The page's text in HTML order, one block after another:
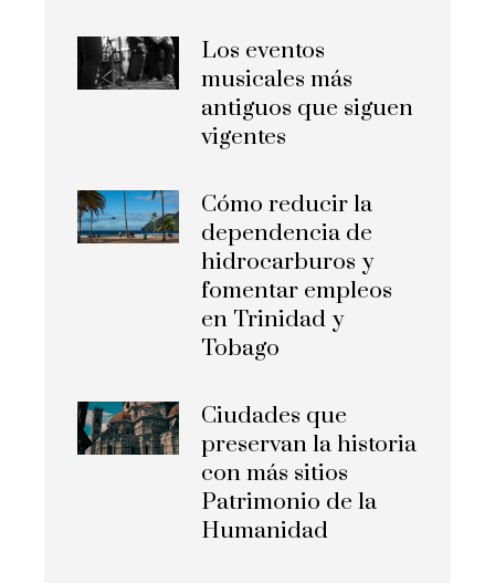
Los eventos
musicales más
antiguos que siguen
vigentes
Cómo reducir la
dependencia de
hidrocarburos y
fomentar empleos
en Trinidad y
Tobago
Ciudades que
preservan la historia
con más sitios
Patrimonio de la
Humanidad